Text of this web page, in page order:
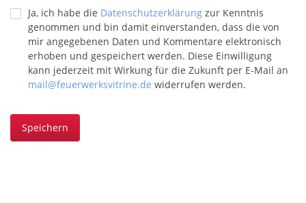
Ja, ich habe die Datenschutzerklärung zur Kenntnis
genommen und bin damit einverstanden, dass die von
mir angegebenen Daten und Kommentare elektronisch
erhoben und gespeichert werden. Diese Einwilligung
kann jederzeit mit Wirkung für die Zukunft per E-Mail an
mail@feuerwerksvitrine.de widerrufen werden.
Speichern